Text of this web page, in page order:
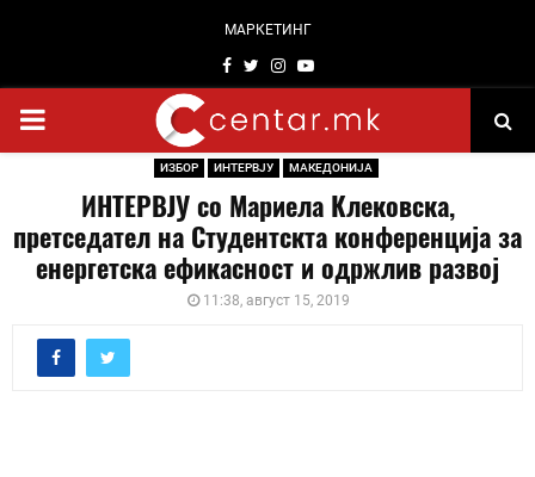
МАРКЕТИНГ
Facebook
TwitterInstagram
Youtube
PRIMARY
ИЗБОР ИНТЕРВЈУ МАКЕДОНИЈА
ИНТЕРВЈУ со Мариела Клековска,
претседател на Студентскта конференција за
енергетска ефикасност и одржлив развој
11:38, август 15, 2019